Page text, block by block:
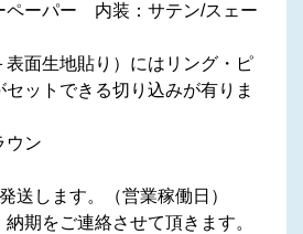
ペーパー 内装：サテン/スェー
表面生地貼り）にはリング・ピ
ットできる切り込みが有りま
ウン
送します。（営業稼働日）
期をご連絡させて頂きます。